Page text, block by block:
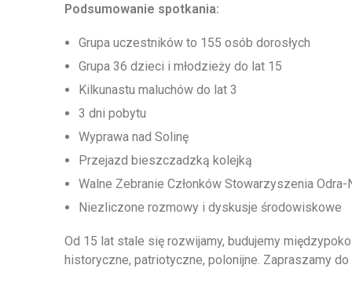
Podsumowanie spotkania:
Grupa uczestników to 155 osób dorosłych
Grupa 36 dzieci i młodzieży do lat 15
Kilkunastu maluchów do lat 3
3 dni pobytu
Wyprawa nad Solinę
Przejazd bieszczadzką kolejką
Walne Zebranie Członków Stowarzyszenia Odra-
Niezliczone rozmowy i dyskusje środowiskowe
Od 15 lat stale się rozwijamy, budujemy
historyczne, patriotyczne, polonijne. Zapraszamy